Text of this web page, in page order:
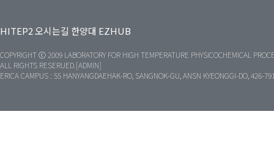
HITEP2오시는길 한양대 EZHUB
COPYRIGHT ⓒ 2009 LABORATORY FOR HIGH TEMPERATURE PHYSICOCHEMICAL
ALL RIGHTS RESERUED.[ADMIN]
ERICA CAMPUS : 55 HANYANGDAEHAK-RO, SANGNOK-GU, ANSN KYEONGGI-DO, 426-